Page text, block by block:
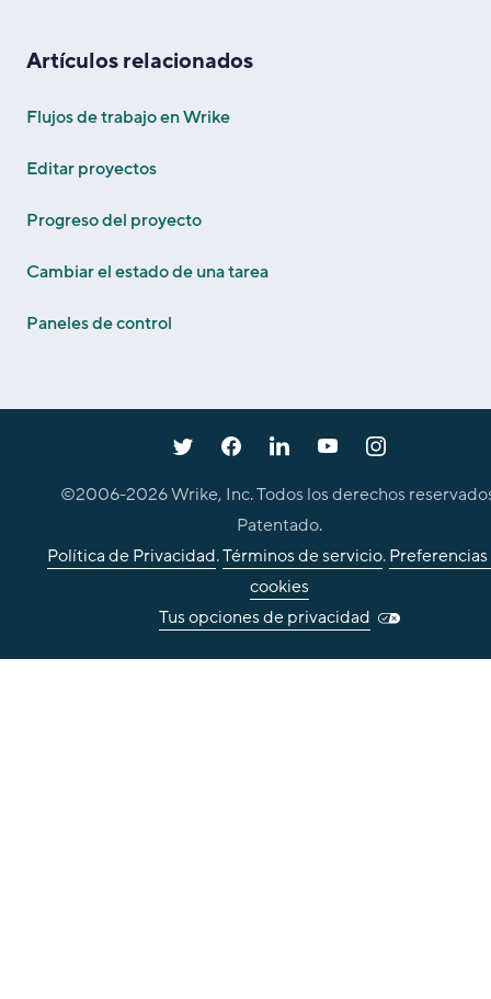
Artículos relacionados
Flujos de trabajo en Wrike
Editar proyectos
Progreso del proyecto
Cambiar el estado de una tarea
Paneles de control
©2006-2026Wrike, Inc. Todos los derechos
Patentado.
Política de Privacidad.Términos de servicio.
cookies
Tus opciones de privacidad